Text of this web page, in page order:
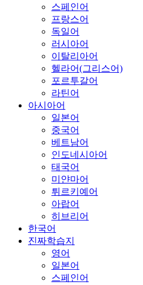
스페인어
프랑스어
독일어
러시아어
이탈리아어
헬라어(그리스어)
포르투갈어
라틴어
아시아어
일본어
중국어
베트남어
인도네시아어
태국어
미얀마어
튀르키예어
아랍어
히브리어
한국어
진짜학습지
영어
일본어
스페인어